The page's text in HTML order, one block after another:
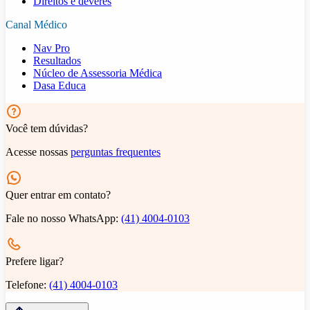
Canal Médico
Nav Pro
Resultados
Núcleo de Assessoria Médica
Dasa Educa
Você tem dúvidas?
Acesse nossas perguntas frequentes
Quer entrar em contato?
Fale no nosso WhatsApp: (41) 4004-0103
Prefere ligar?
Telefone: (41) 4004-0103